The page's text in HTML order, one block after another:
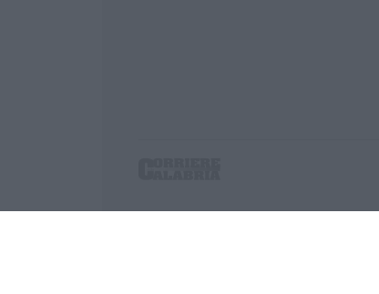
P.IVA. 03199620794, Via del mare 6/G,
Iscrizione tribunale di Lamezia Terme 5/